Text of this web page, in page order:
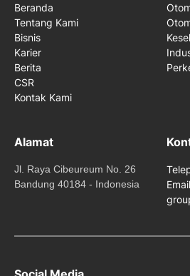
Beranda
Tentang Kami
Bisnis
Karier
Berita
CSR
Kontak Kami
Alamat
Jl. Raya Cibeureum No. 26
Bandung 40184 - Indonesia